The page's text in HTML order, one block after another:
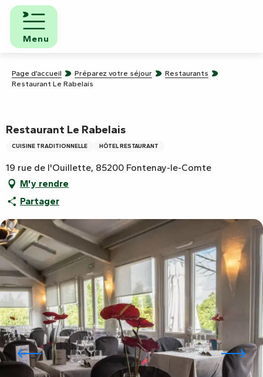
Aller
contenu
principal
Menu
Page d’accueil Préparez votre séjour
Restaurants
Restaurant Le Rabelais
Restaurant Le Rabelais
CUISINE TRADITIONNELLE HÔTEL RESTAURANT
19 rue de l'Ouillette, 85200 Fontenay-le-Comte
M'y rendre
Partager